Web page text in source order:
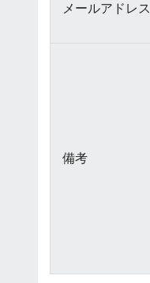
メールアドレス
備考